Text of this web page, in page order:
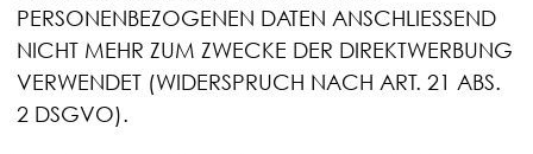
PERSONENBEZOGENEN DATEN ANSCHLIESSEND
NICHT MEHR ZUM ZWECKE DER DIREKTWERBUNG
VERWENDET (WIDERSPRUCH NACH ART. 21 ABS.
2 DSGVO).